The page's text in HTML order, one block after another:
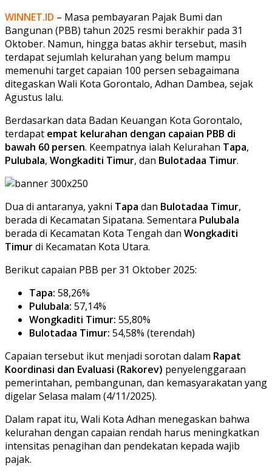
WINNET.ID – Masa pembayaran Pajak Bumi dan
Bangunan (PBB) tahun 2025 resmi berakhir pada 31
Oktober. Namun, hingga batas akhir tersebut, masih
terdapat sejumlah kelurahan yang belum mampu
memenuhi target capaian 100 persen sebagaimana
ditegaskan Wali Kota Gorontalo, Adhan Dambea, sejak
Agustus lalu.
Berdasarkan data Badan Keuangan Kota Gorontalo,
terdapat empat kelurahan dengan capaian PBB di
bawah 60 persen. Keempatnya ialah Kelurahan Tapa,
Pulubala, Wongkaditi Timur, dan Bulotadaa Timur.
Dua di antaranya, yakni Tapa dan Bulotadaa Timur,
berada di Kecamatan Sipatana. Sementara Pulubala
berada di Kecamatan Kota Tengah dan Wongkaditi
Timurdi Kecamatan Kota Utara.
Berikut capaian PBB per 31 Oktober 2025:
Tapa: 58,26%
Pulubala: 57,14%
Wongkaditi Timur: 55,80%
Bulotadaa Timur: 54,58% (terendah)
Capaian tersebut ikut menjadi sorotan dalam Rapat
Koordinasi dan Evaluasi (Rakorev) penyelenggaraan
pemerintahan, pembangunan, dan kemasyarakatan yang
digelar Selasa malam (4/11/2025).
Dalam rapat itu, Wali Kota Adhan menegaskan bahwa
kelurahan dengan capaian rendah harus meningkatkan
intensitas penagihan dan pendekatan kepada wajib
pajak.